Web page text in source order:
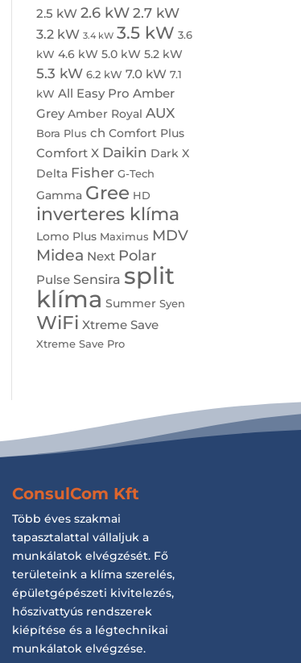
2.5 kW 2.6 kW2.7 kW
3.2 kW 3.4 kW 3.5 kW 3.6
kW 4.6 kW 5.0 kW 5.2 kW
5.3 kW 6.2 kW 7.0 kW 7.1
kW All Easy Pro Amber
Grey Amber Royal AUX
Bora Plus ch Comfort Plus
Comfort X Daikin Dark X
Delta Fisher G-Tech
Gamma Gree HD
inverteres klíma
Lomo Plus Maximus MDV
Midea Next Polar
Pulse Sensira split
klíma Summer Syen
WiFi Xtreme Save
Xtreme Save Pro
ConsulCom Kft
Több éves szakmai
tapasztalattal vállaljuk a
munkálatok elvégzését. Fő
területeink a klíma szerelés,
épületgépészeti kivitelezés,
hőszivattyús rendszerek
kiépítése és a légtechnikai
munkálatok elvégzése.